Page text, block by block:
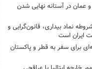
و عمان در آستانه نهایی شدن
نماد بیداری، قانون‌گرایی و
ایران است
برای سفر به قطر و پاکستان